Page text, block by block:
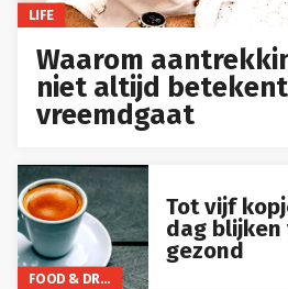
LIFE
Waarom
niet altijd
vreemdgaat
FOOD & DRINKS
Tot vijf
dag blijken
gezond